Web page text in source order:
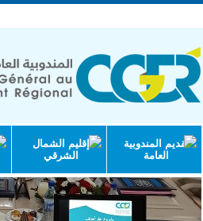
تقديم المندوبية
العامة
إقليم الشمال
الشرقي